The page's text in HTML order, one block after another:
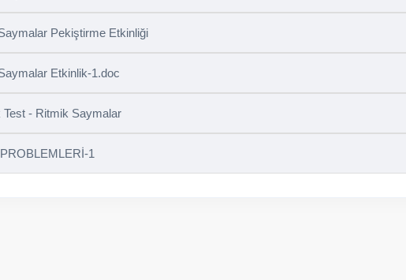
Pekiştirme Etkinliği
Etkinlik-1.doc
Test - Ritmik Saymalar
1